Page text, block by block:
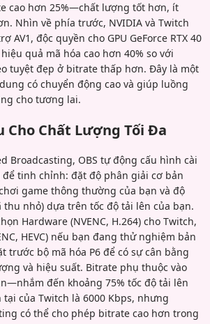
cao hơn 25%—chất lượng tốt hơn, ít
Nhìn về phía trước, NVIDIA và Twitch
AV1, độc quyền cho GPU GeForce RTX 40
quả mã hóa cao hơn 40% so với
tuyệt đẹp ở bitrate thấp hơn. Đây là một
có chuyển động cao và giúp luồng
cho tương lai.
Cho Chất Lượng Tối Đa
Broadcasting, OBS tự động cấu hình cài
tinh chỉnh: đặt độ phân giải cơ bản
game thông thường của bạn và độ
thu nhỏ) dựa trên tốc độ tải lên của bạn.
Hardware (NVENC, H.264) cho Twitch,
HEVC) nếu bạn đang thử nghiệm bản
trước bộ mã hóa P6 để có sự cân bằng
và hiệu suất. Bitrate phụ thuộc vào
đến khoảng 75% tốc độ tải lên
của Twitch là 6000 Kbps, nhưng
có thể cho phép bitrate cao hơn trong